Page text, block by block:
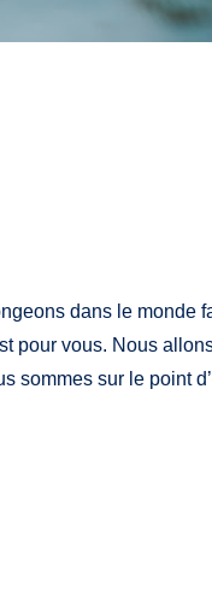
dans le monde
pour vous. Nous
sur le point